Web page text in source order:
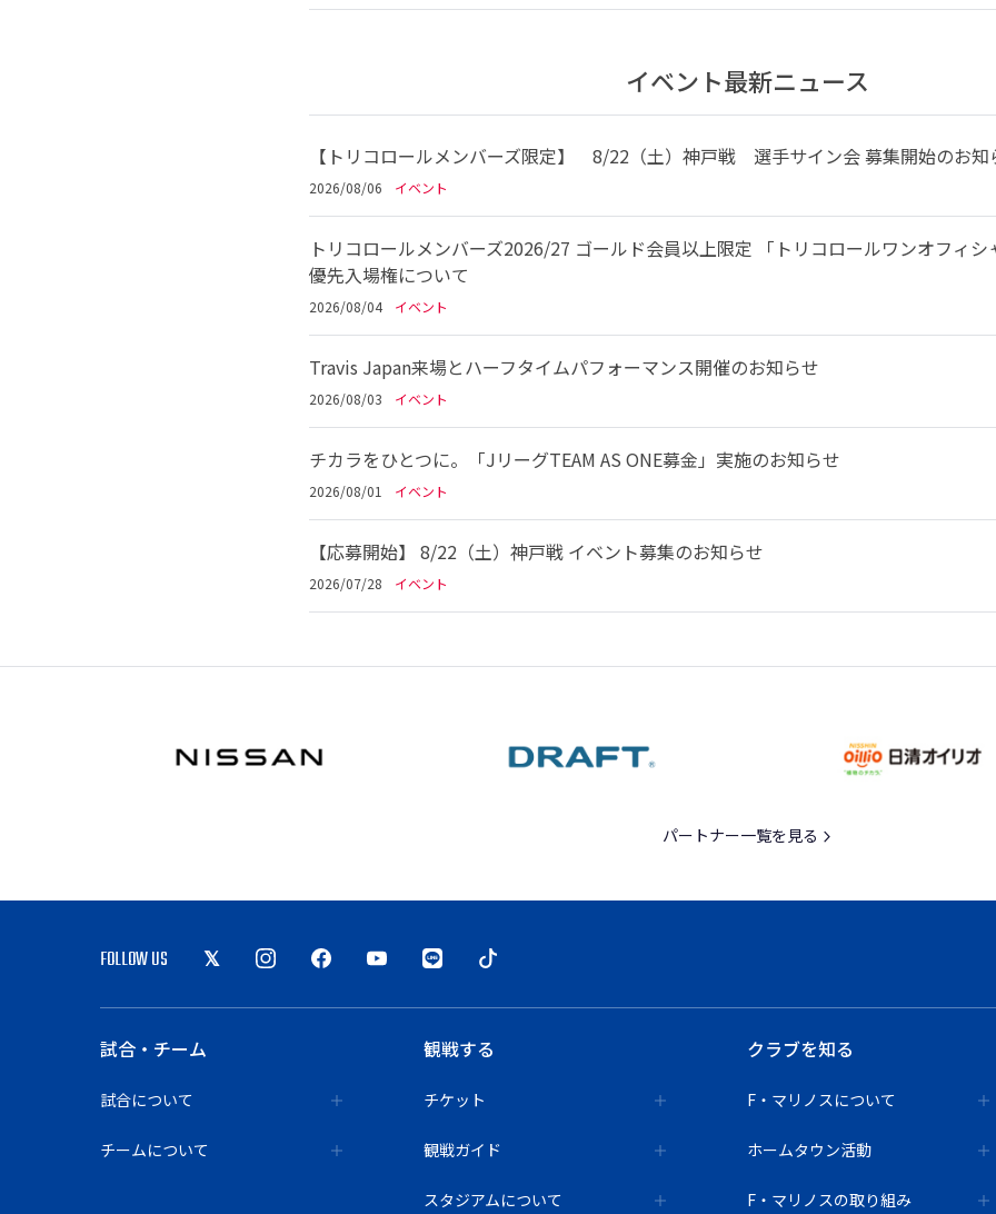
イベント最新ニュース
【トリコロールメンバーズ限定】 8/22（土）神戸戦 選手サイン会 募集開始のお知
2026/08/06 イベント
トリコロールメンバーズ2026/27 ゴールド会員以上限定 「トリコロールワンオフィ
優先入場権について
2026/08/04 イベント
Travis Japan来場とハーフタイムパフォーマンス開催のお知らせ
2026/08/03 イベント
チカラをひとつに。「JリーグTEAM AS ONE募金」実施のお知らせ
2026/08/01 イベント
【応募開始】 8/22（土）神戸戦 イベント募集のお知らせ
2026/07/28 イベント
パートナー一覧を見る
FOLLOW US
試合・チーム
試合について
チームについて
観戦する
チケット
観戦ガイド
スタジアムについて
クラブを知る
F・マリノスについて
ホームタウン活動
F・マリノスの取り組み